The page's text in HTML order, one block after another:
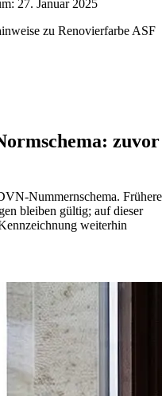
27. Januar 2025
zu Renovierfarbe ASF
zuvor
Nummernschema. Frühere
bleiben gültig; auf dieser
weiterhin